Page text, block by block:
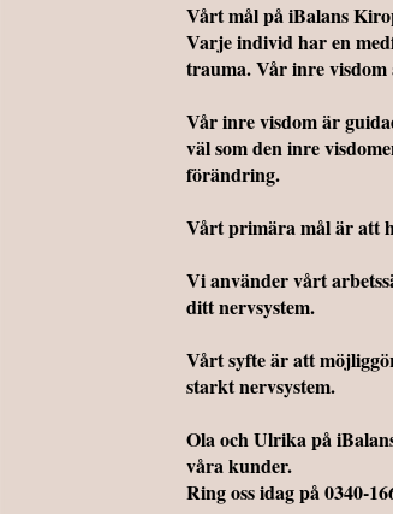
Vårt mål på iBalans
Varje individ har en
trauma. Vår inre visdom
Vår inre visdom är
väl som den inre
förändring.
Vårt primära mål är att
Vi använder vårt
ditt nervsystem.
Vårt syfte är att
starkt nervsystem.
Ola och Ulrika på
våra kunder.
Ring oss idag på 0340-